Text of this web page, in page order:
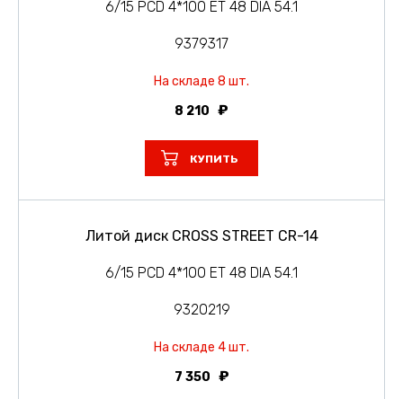
6/15 PCD 4*100 ET 48 DIA 54.1
9379317
На складе 8 шт.
8 210
КУПИТЬ
Литой диск CROSS STREET CR-14
6/15 PCD 4*100 ET 48 DIA 54.1
9320219
На складе 4 шт.
7 350